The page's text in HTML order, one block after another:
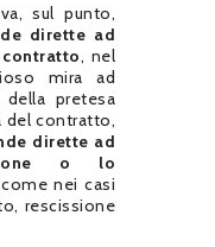
sul punto,
dirette ad
, nel
mira ad
della pretesa
del contratto,
dirette ad
o lo
nei casi
rescissione